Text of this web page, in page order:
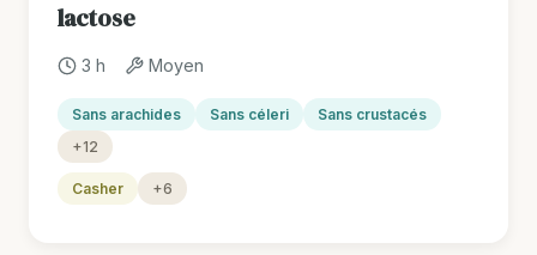
lactose
3 h Moyen
Sans arachides Sans céleri
Sans crustacés
+12
Casher +6